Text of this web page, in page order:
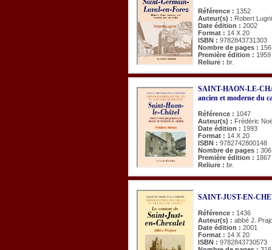
Référence : 1352
Auteur(s) : Robert
Date édition : 2002
Format : 14 X 20
ISBN : 9782843731303
Nombre de pages : 156
Première édition : 1959
Reliure : br.
SAINT-HAON-LE-
ancien et moderne du
Référence : 1047
Auteur(s) : Frédéric
Date édition : 1993
Format : 14 X 20
ISBN : 9782742800148
Nombre de pages : 306
Première édition : 1867
Reliure : br.
SAINT-JUST-EN-
Référence : 1436
Auteur(s) : abbé J.
Date édition : 2001
Format : 14 X 20
ISBN : 9782843730573